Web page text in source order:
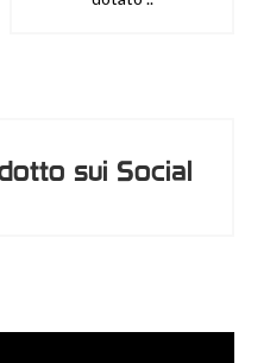
sui Social